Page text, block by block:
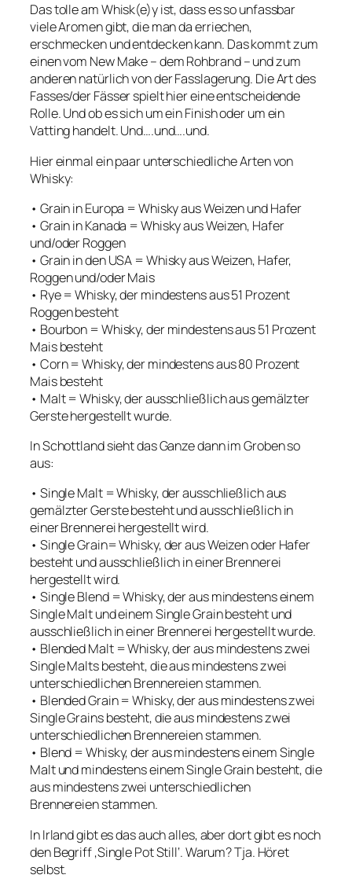
Das tolle am Whisk(e)y ist, dass es so unfassbar
viele Aromen gibt, die man da erriechen,
erschmecken und entdecken kann. Das kommt zum
einen vom New Make – dem Rohbrand – und zum
anderen natürlich von der Fasslagerung. Die Art des
Fasses/der Fässer spielt hier eine entscheidende
Rolle. Und ob es sich um ein Finish oder um ein
Vatting handelt. Und….und….und.
Hier einmal ein paar unterschiedliche Arten von
Whisky:
• Grain in Europa = Whisky aus Weizen und Hafer
• Grain in Kanada = Whisky aus Weizen, Hafer
und/oder Roggen
• Grain in den USA = Whisky aus Weizen, Hafer,
Roggen und/oder Mais
• Rye = Whisky, der mindestens aus 51 Prozent
Roggen besteht
• Bourbon = Whisky, der mindestens aus 51 Prozent
Mais besteht
• Corn = Whisky, der mindestens aus 80 Prozent
Mais besteht
• Malt = Whisky, der ausschließlich aus gemälzter
Gerste hergestellt wurde.
In Schottland sieht das Ganze dann im Groben so
aus:
• Single Malt = Whisky, der ausschließlich aus
gemälzter Gerste besteht und ausschließlich in
einer Brennerei hergestellt wird.
• Single Grain= Whisky, der aus Weizen oder Hafer
besteht und ausschließlich in einer Brennerei
hergestellt wird.
• Single Blend = Whisky, der aus mindestens einem
Single Malt und einem Single Grain besteht und
ausschließlich in einer Brennerei hergestellt wurde.
• Blended Malt = Whisky, der aus mindestens zwei
Single Malts besteht, die aus mindestens zwei
unterschiedlichen Brennereien stammen.
• Blended Grain = Whisky, der aus mindestens zwei
Single Grains besteht, die aus mindestens zwei
unterschiedlichen Brennereien stammen.
• Blend = Whisky, der aus mindestens einem Single
Malt und mindestens einem Single Grain besteht, die
aus mindestens zwei unterschiedlichen
Brennereien stammen.
In Irland gibt es das auch alles, aber dort gibt es noch
den Begriff ‚Single Pot Still‘. Warum? Tja. Höret
selbst.